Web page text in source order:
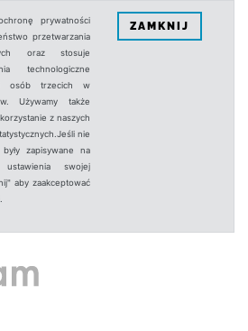
prywatności
przetwarzania
oraz stosuje
technologiczne
osób trzecich w
Używamy także
z naszych
nie
zapisywane na
swojej
aby zaakceptować
ZAMKNIJ